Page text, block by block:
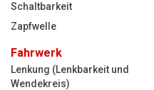
Schaltbarkeit
Zapfwelle
Fahrwerk
Lenkung (Lenkbarkeit und
Wendekreis)